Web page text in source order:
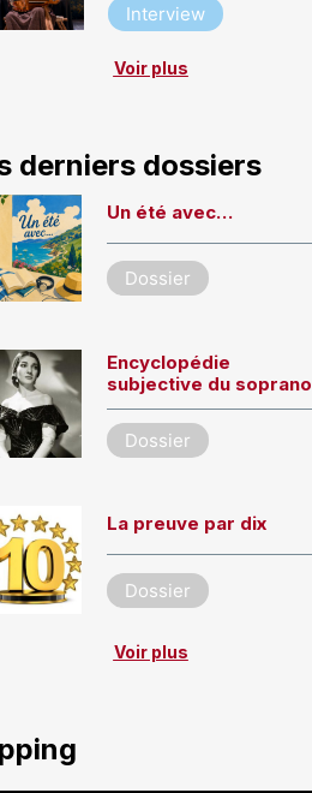
Interview
Voir plus
derniers dossiers
Un été avec…
Dossier
Encyclopédie
subjective du soprano
Dossier
La preuve par dix
Dossier
Voir plus